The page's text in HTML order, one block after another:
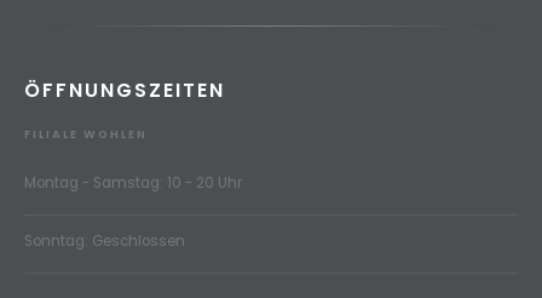
ÖFFNUNGSZEITEN
FILIALE WOHLEN
Montag - Samstag: 10 - 20 Uhr
Sonntag: Geschlossen